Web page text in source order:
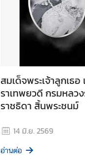
สมเด็จพระเจ้าลูกเธอ เ
ราเทพยวดี กรมหลว
ราชธิดา สิ้นพระชนม์
14 มิ.ย. 2569
อ่านต่อ